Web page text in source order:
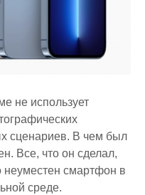
не использует
сценариев. В чем был
Все, что он сделал,
неуместен смартфон в
среде.